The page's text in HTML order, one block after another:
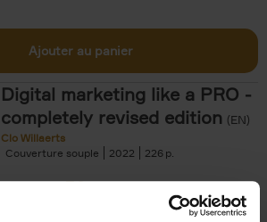
Ajouter au panier
Digital marketing like a PRO -
completely revised edition (EN)
Clo Willaerts
Couverture souple
2022 226
€35,50